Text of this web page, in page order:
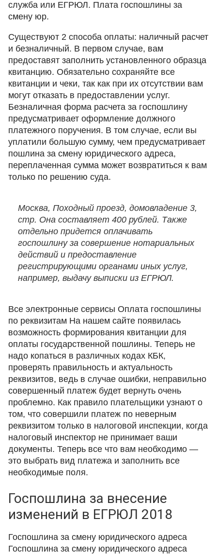
служба или ЕГРЮЛ. Плата госпошлины за
смену юр.
Существуют 2 способа оплаты: наличный расчет
и безналичный. В первом случае, вам
предоставят заполнить установленного образца
квитанцию. Обязательно сохраняйте все
квитанции и чеки, так как при их отсутствии вам
могут отказать в предоставлении услуг.
Безналичная форма расчета за госпошлину
предусматривает оформление должного
платежного поручения. В том случае, если вы
уплатили большую сумму, чем предусматривает
пошлина за смену юридического адреса,
переплаченная сумма может возвратиться к вам
только по решению суда.
Москва, Походный проезд, домовладение 3,
стр. Она составляет 400 рублей. Также
отдельно придется оплачивать
госпошлину за совершение нотариальных
действий и предоставление
регистрирующими органами иных услуг,
например, выдачу выписки из ЕГРЮЛ.
Все электронные сервисы Оплата госпошлины
по реквизитам На нашем сайте появилась
возможность формирования квитанции для
оплаты государственной пошлины. Теперь не
надо копаться в различных кодах КБК,
проверять правильность и актуальность
реквизитов, ведь в случае ошибки, неправильно
совершенный платеж будет вернуть очень
проблемно. Как правило плательщики узнают о
том, что совершили платеж по неверным
реквизитом только в налоговой инспекции, когда
налоговый инспектор не принимает ваши
документы. Теперь все что вам необходимо —
это выбрать вид платежа и заполнить все
необходимые поля.
Госпошлина за внесение
изменений в ЕГРЮЛ 2018
Госпошлина за смену юридического адреса
Госпошлина за смену юридического адреса